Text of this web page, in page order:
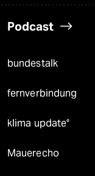
Podcast
bundestalk
fernverbindung
klima update°
Mauerecho